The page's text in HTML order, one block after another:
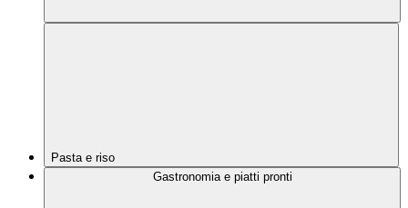
Pasta e riso
Gastronomia e piatti pronti